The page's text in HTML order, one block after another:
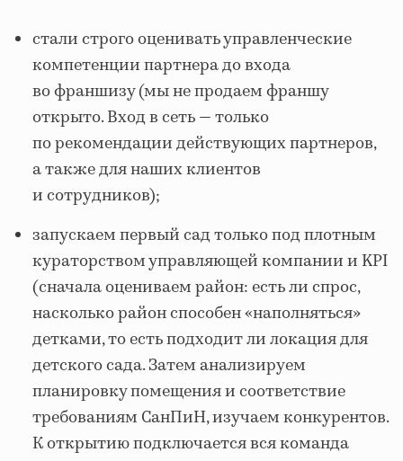
стали строго оценивать управленческие
компетенции партнера до входа
во франшизу (мы не продаем франшу
открыто. Вход в сеть — только
по рекомендации действующих партнеров,
а также для наших клиентов
и сотрудников);
запускаем первый сад только под плотным
кураторством управляющей компании и KPI
(сначала оцениваем район: есть ли спрос,
насколько район способен «наполняться»
детками, то есть подходит ли локация для
детского сада. Затем анализируем
планировку помещения и соответствие
требованиям СанПиН, изучаем конкурентов.
К открытию подключается вся команда